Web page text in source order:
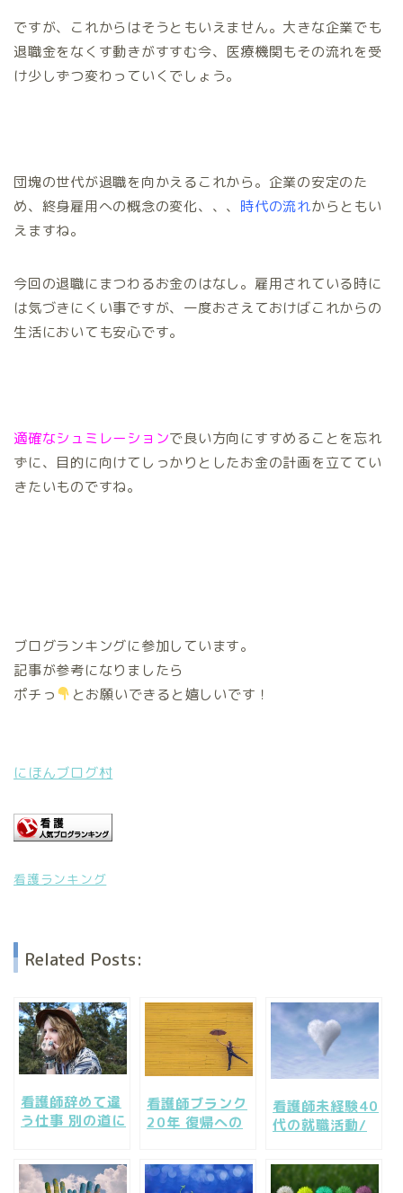
ですが、これからはそうともいえません。大きな企業でも
退職金をなくす動きがすすむ今、医療機関もその流れを受
け少しずつ変わっていくでしょう。
団塊の世代が退職を向かえるこれから。企業の安定のた
め、終身雇用への概念の変化、、、 時代の流れからともい
えますね。
今回の退職にまつわるお金のはなし。雇用されている時に
は気づきにくい事ですが、一度おさえておけばこれからの
生活においても安心です。
適確なシュミレーションで良い方向にすすめることを忘れ
ずに、目的に向けてしっかりとしたお金の計画を立ててい
きたいものですね。
ブログランキングに参加しています。
記事が参考になりましたら
ポチっ
とお願いできると嬉しいです！
にほんブログ村
看護ランキング
Related Posts:
看護師辞めて違
う仕事 別の道に
へ
看護師ブランク
20年 復帰への
える復職成功３
つの要点
看護師未経験40
代の就職活動/
安、気になる就
職事情